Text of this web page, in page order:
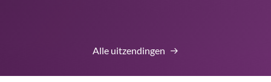
Alle uitzendingen